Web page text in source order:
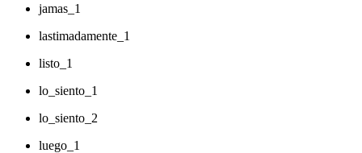
jamas_1
lastimadamente_1
listo_1
lo_siento_1
lo_siento_2
luego_1